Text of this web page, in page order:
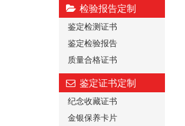
检验报告定制
鉴定检测证书
鉴定检验报告
质量合格证书
鉴定证书定制
纪念收藏证书
金银保养卡片